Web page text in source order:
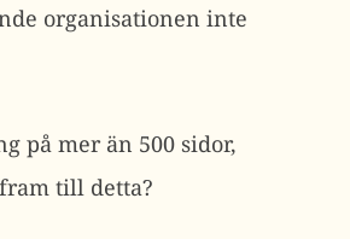
organisationen inte
på mer än 500 sidor,
till detta?